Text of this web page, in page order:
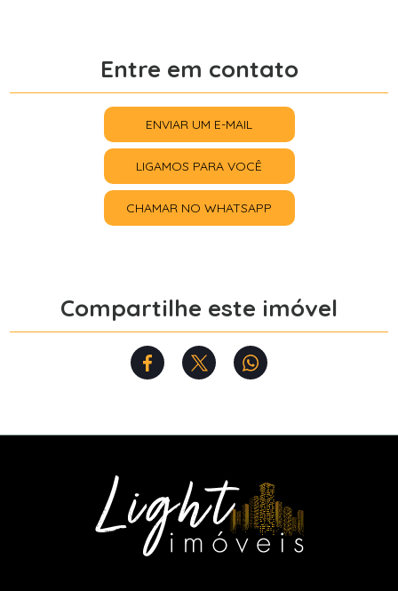
Entre em contato
ENVIAR UM E-MAIL
LIGAMOS PARA VOCÊ
CHAMAR NO WHATSAPP
Compartilhe este imóvel